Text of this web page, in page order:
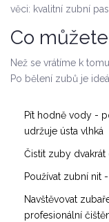
věci: kvalitní zubní
Co
Než se vrátíme k
Po bělení zubů je
Pít hodně vody -
udržuje ústa vlhká
Čistit zuby
Používat zubní nit
Navštěvovat
profesionální